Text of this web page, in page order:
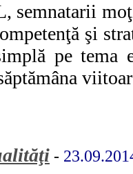
semnatarii
şi
pe
-